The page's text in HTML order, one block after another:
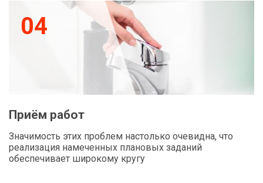
04
Приём работ
Значимость этих проблем настолько очевидна, что
реализация намеченных плановых заданий
обеспечивает широкому кругу